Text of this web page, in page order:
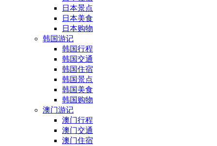
日本景点
日本美食
日本购物
韩国游记
韩国行程
韩国交通
韩国住宿
韩国景点
韩国美食
韩国购物
澳门游记
澳门行程
澳门交通
澳门住宿